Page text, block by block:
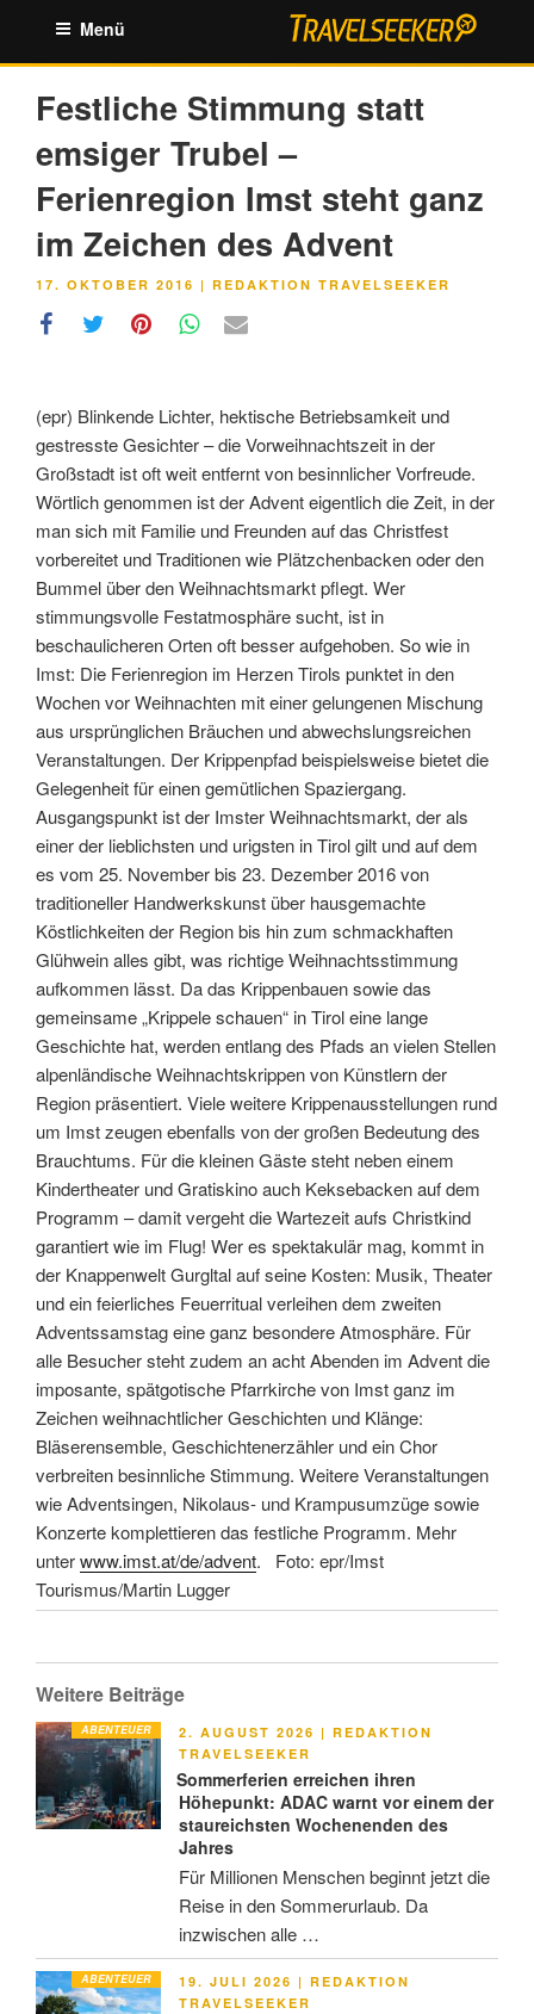
springen
Menü
Festliche Stimmung statt
emsiger Trubel –
Ferienregion Imst steht ganz
im Zeichen des Advent
VERÖFFENTLICHT
17. OKTOBER 2016 | REDAKTION TRAVELSEEKER
(epr) Blinkende Lichter, hektische Betriebsamkeit und
gestresste Gesichter – die Vorweihnachtszeit in der
Großstadt ist oft weit entfernt von besinnlicher Vorfreude.
Wörtlich genommen ist der Advent eigentlich die Zeit, in der
man sich mit Familie und Freunden auf das Christfest
vorbereitet und Traditionen wie Plätzchenbacken oder den
Bummel über den Weihnachtsmarkt pflegt. Wer
stimmungsvolle Festatmosphäre sucht, ist in
beschaulicheren Orten oft besser aufgehoben. So wie in
Imst: Die Ferienregion im Herzen Tirols punktet in den
Wochen vor Weihnachten mit einer gelungenen Mischung
aus ursprünglichen Bräuchen und abwechslungsreichen
Veranstaltungen. Der Krippenpfad beispielsweise bietet die
Gelegenheit für einen gemütlichen Spaziergang.
Ausgangspunkt ist der Imster Weihnachtsmarkt, der als
einer der lieblichsten und urigsten in Tirol gilt und auf dem
es vom 25. November bis 23. Dezember 2016 von
traditioneller Handwerkskunst über hausgemachte
Köstlichkeiten der Region bis hin zum schmackhaften
Glühwein alles gibt, was richtige Weihnachtsstimmung
aufkommen lässt. Da das Krippenbauen sowie das
gemeinsame „Krippele schauen“ in Tirol eine lange
Geschichte hat, werden entlang des Pfads an vielen Stellen
alpenländische Weihnachtskrippen von Künstlern der
Region präsentiert. Viele weitere Krippenausstellungen rund
um Imst zeugen ebenfalls von der großen Bedeutung des
Brauchtums. Für die kleinen Gäste steht neben einem
Kindertheater und Gratiskino auch Keksebacken auf dem
Programm – damit vergeht die Wartezeit aufs Christkind
garantiert wie im Flug! Wer es spektakulär mag, kommt in
der Knappenwelt Gurgltal auf seine Kosten: Musik, Theater
und ein feierliches Feuerritual verleihen dem zweiten
Adventssamstag eine ganz besondere Atmosphäre. Für
alle Besucher steht zudem an acht Abenden im Advent die
imposante, spätgotische Pfarrkirche von Imst ganz im
Zeichen weihnachtlicher Geschichten und Klänge:
Bläserensemble, Geschichtenerzähler und ein Chor
verbreiten besinnliche Stimmung. Weitere Veranstaltungen
wie Adventsingen, Nikolaus- und Krampusumzüge sowie
Konzerte komplettieren das festliche Programm. Mehr
unterwww.imst.at/de/advent. Foto: epr/Imst
Tourismus/Martin Lugger
Weitere Beiträge
ABENTEUER
VERÖFFENTLICHT
AM
2. AUGUST 2026 | REDAKTION
TRAVELSEEKER
Sommerferien erreichen ihren
Höhepunkt: ADAC warnt vor einem der
staureichsten Wochenenden des
Jahres
Für Millionen Menschen beginnt jetzt die
Reise in den Sommerurlaub. Da
inzwischen alle …
ABENTEUER
VERÖFFENTLICHT
AM
19. JULI 2026 | REDAKTION
TRAVELSEEKER